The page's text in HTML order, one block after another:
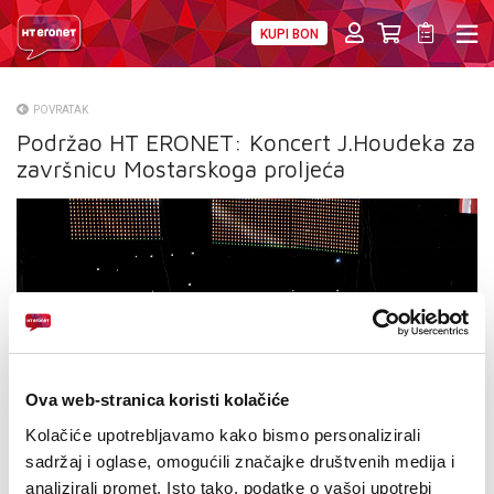
Ova web-stranica koristi kolačiće
Kolačiće upotrebljavamo kako bismo personalizirali
sadržaj i oglase, omogućili značajke društvenih medija i
analizirali promet. Isto tako, podatke o vašoj upotrebi
KUPI BON
O NAMA
NATJEČAJI
VELEPRODAJA
MOJ PROFIL
E-RAČUN
POVRATAK
Podržao HT ERONET: Koncert J.Houdeka za
završnicu Mostarskoga proljeća